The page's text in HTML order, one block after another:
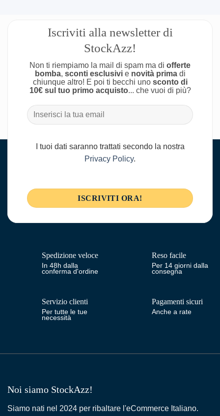
Iscriviti alla newsletter di
StockAzz!
Non ti riempiamo la mail di spam ma di offerte
bomba, sconti esclusivie novità primadi
chiunque altro! E poi ti becchi uno sconto di
10€ sul tuo primo acquisto... che vuoi di più?
I tuoi dati saranno trattati secondo la nostra
Privacy Policy.
Spedizione veloce
In 48h dalla
conferma d'ordine
Reso facile
Per 14 giorni dalla
consegna
Servizio clienti
Per tutte le tue
necessità
Pagamenti sicuri
Anche a rate
Noi siamo StockAzz!
Siamo nati nel 2024 per ribaltare l'eCommerce Italiano.